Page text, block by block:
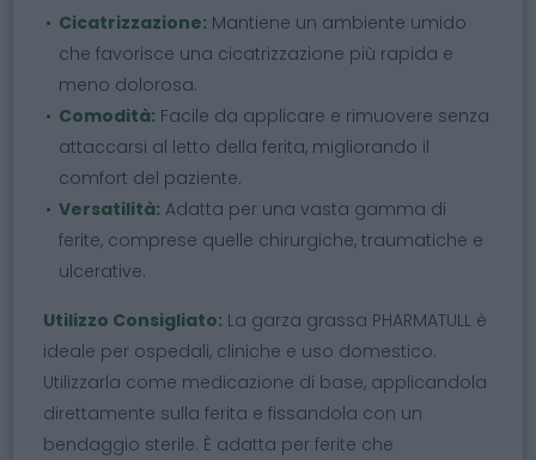
Cicatrizzazione: Mantiene un ambiente umido
che favorisce una cicatrizzazione più rapida e
meno dolorosa.
Comodità: Facile da applicare e rimuovere senza
attaccarsi al letto della ferita, migliorando il
comfort del paziente.
Versatilità: Adatta per una vasta gamma di
ferite, comprese quelle chirurgiche, traumatiche e
ulcerative.
Utilizzo Consigliato: La garza grassa PHARMATULL è
ideale per ospedali, cliniche e uso domestico.
Utilizzarla come medicazione di base, applicandola
direttamente sulla ferita e fissandola con un
bendaggio sterile. È adatta per ferite che